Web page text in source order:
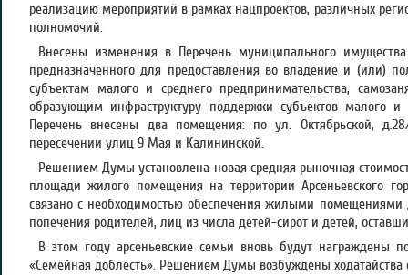
реализацию мероприятий в рамках нацпроектов, различных
полномочий.
Внесены изменения в Перечень муниципального имущества
предназначенного для предоставления во владение и (или)
субъектам малого и среднего предпринимательства,
образующим инфраструктуру поддержки субъектов малого и
Перечень внесены два помещения: по ул. Октябрьской,
пересечении улиц 9 Мая и Калининской.
Решением Думы установлена новая средняя рыночная
площади жилого помещения на территории Арсеньевского
связано с необходимостью обеспечения жилыми помещениями
попечения родителей, лиц из числа детей-сирот и детей,
В этом году арсеньевские семьи вновь будут награждены
«Семейная доблесть». Решением Думы возбуждены ходатайства